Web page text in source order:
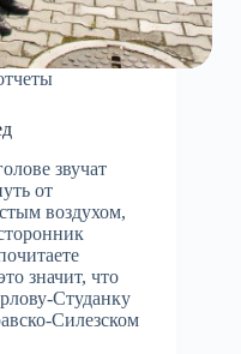
звучат
от
воздухом,
значит, что
Студанку
Силезском